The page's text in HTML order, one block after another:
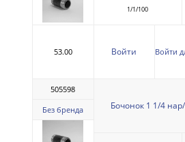
1/1/100
53.00 Войти Войти
505598
Без бренда Бочонок 1 1/4